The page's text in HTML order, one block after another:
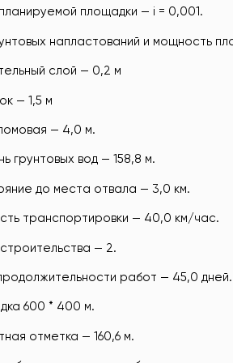
площадки — i = 0,001.
напластований и мощность
слой — 0,2 м
— 1,5 м
— 4,0 м.
грунтовых вод — 158,8 м.
до места отвала — 3,0 км.
транспортировки — 40,0 км/час.
— 2.
работ — 45,0 дней.
600 * 400 м.
отметка — 160,6 м.